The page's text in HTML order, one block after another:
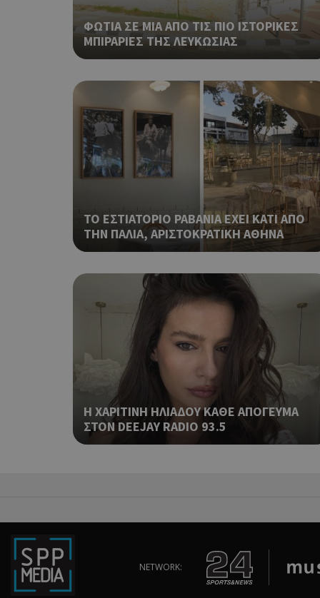
ΦΩΤΙΑ ΣΕ ΜΙΑ ΑΠΟ ΤΙΣ ΠΙΟ ΙΣΤΟΡΙΚΕΣ
ΜΠΙΡΑΡΙΕΣ ΤΗΣ ΛΕΥΚΩΣΙΑΣ
ΤΟ ΕΣΤΙΑΤΟΡΙΟ ΡΑΒΑΝΙΑ ΕΧΕΙ ΚΑΤΙ ΑΠΟ
ΤΗΝ ΠΑΛΙΑ, ΑΡΙΣΤΟΚΡΑΤΙΚΗ ΑΘΗΝΑ
Η ΧΑΡΙΤΙΝΗ ΗΛΙΑΔΟΥ ΚΑΘΕ ΑΠΟΓΕΥΜΑ
ΣΤΟΝ DEEJAY RADIO 93.5
NETWORK:
PHPSESSID
takeOverCookie
__cf_bm
ShowWizLogin
ShowWizLogin